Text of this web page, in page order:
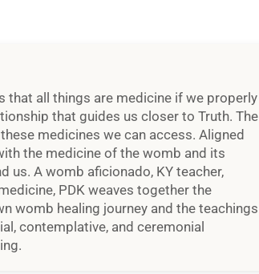
medicines we can access. Aligned
the medicine of the womb and its
us. A womb aficionado, KY teacher,
PDK weaves together the
womb healing journey and the teachings
contemplative, and ceremonial